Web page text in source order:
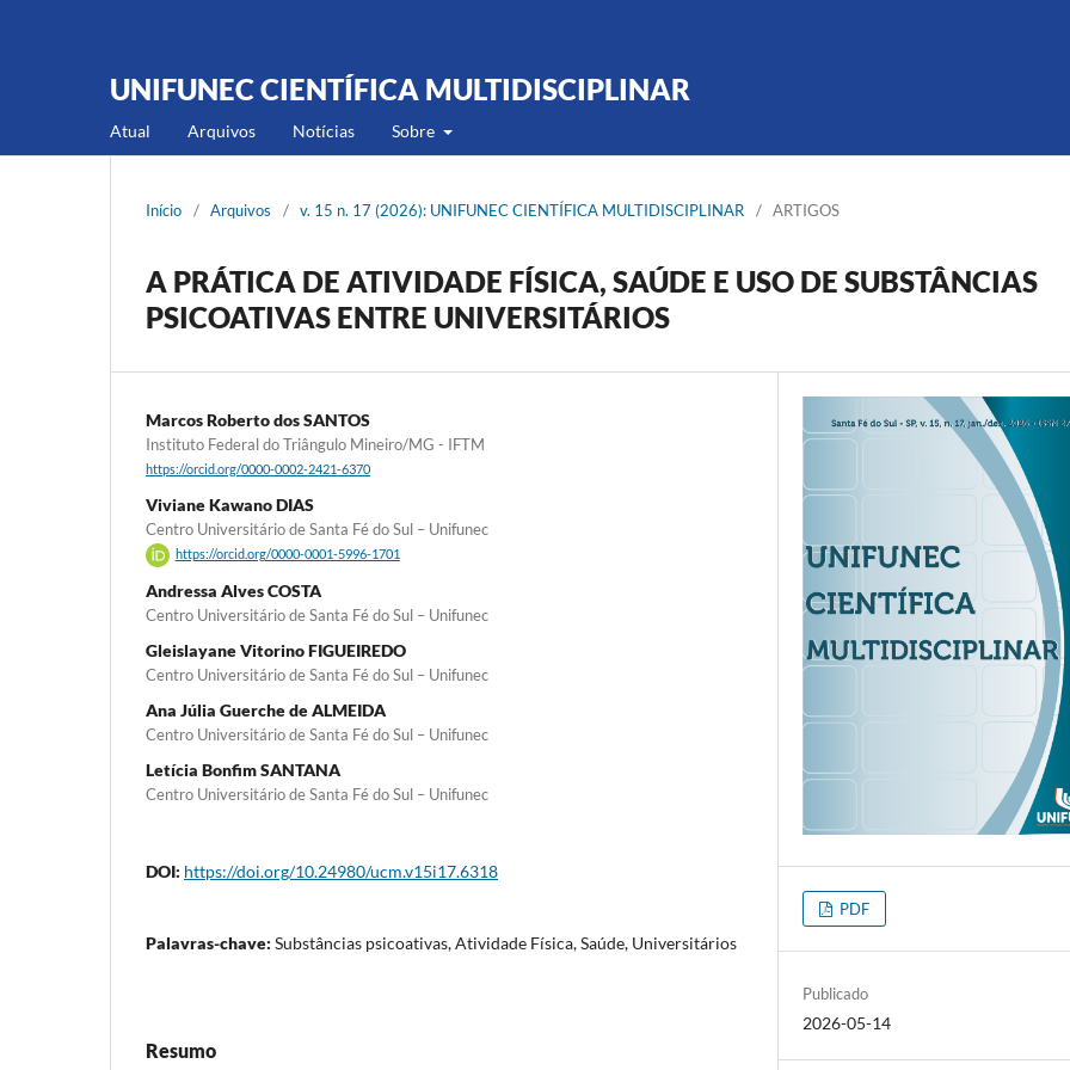
UNIFUNEC CIENTÍFICA MULTIDISCIPLINAR
Atual Arquivos Notí­cias Sobre
Início / Arquivos / v. 15 n. 17 (2026): UNIFUNEC CIENTÍFICA MULTIDISCIPLINAR / ARTIGOS
A PRÁTICA DE ATIVIDADE FÍSICA, SAÚDE E USO DE SUBSTÂNCIAS
PSICOATIVAS ENTRE UNIVERSITÁRIOS
Marcos Roberto dos SANTOS
Instituto Federal do Triângulo Mineiro/MG - IFTM
https://orcid.org/0000-0002-2421-6370
Viviane Kawano DIAS
Centro Universitário de Santa Fé do Sul – Unifunec
https://orcid.org/0000-0001-5996-1701
Andressa Alves COSTA
Centro Universitário de Santa Fé do Sul – Unifunec
Gleislayane Vitorino FIGUEIREDO
Centro Universitário de Santa Fé do Sul – Unifunec
Ana Júlia Guerche de ALMEIDA
Centro Universitário de Santa Fé do Sul – Unifunec
Letícia Bonfim SANTANA
Centro Universitário de Santa Fé do Sul – Unifunec
DOI: https://doi.org/10.24980/ucm.v15i17.6318
Palavras-chave: Substâncias psicoativas, Atividade Física, Saúde, Universitários
Resumo
PDF
Publicado
2026-05-14